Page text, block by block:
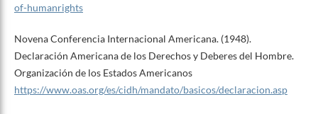
of-humanrights
Novena Conferencia Internacional Americana. (1948).
Declaración Americana de los Derechos y Deberes del Hombre.
Organización de los Estados Americanos
https://www.oas.org/es/cidh/mandato/basicos/declaracion.asp